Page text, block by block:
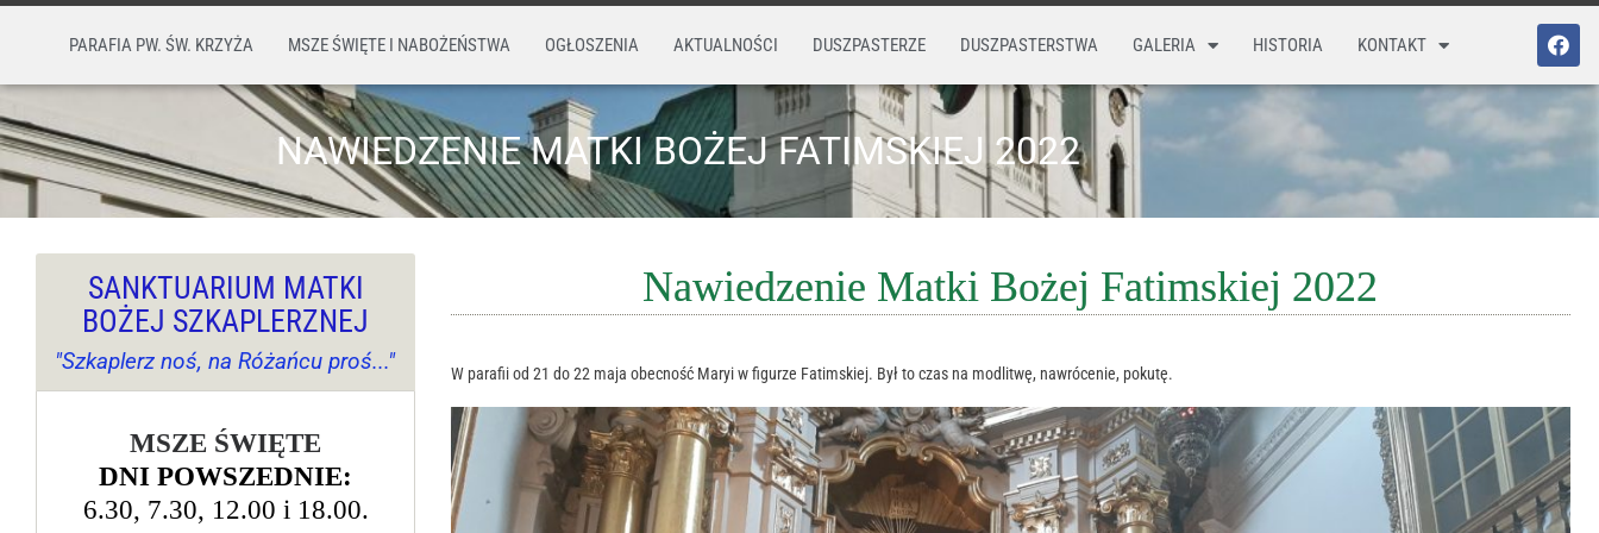
PARAFIA PW. ŚW. KRZYŻA MSZE ŚWIĘTE I NABOŻEŃSTWA OGŁOSZENIA AKTUALNOŚCI DUSZPASTERZE DUSZPASTERSTWA GALERIA HISTORIA KONTAKT
NAWIEDZENIE MATKI BOŻEJ FATIMSKIEJ 2022
SANKTUARIUM MATKI
BOŻEJ SZKAPLERZNEJ
"Szkaplerz noś, na Różańcu proś..."
MSZE ŚWIĘTE
DNI POWSZEDNIE:
6.30, 7.30, 12.00 i 18.00.
Nawiedzenie Matki Bożej Fatimskiej 2022
W parafii od 21 do 22 maja obecność Maryi w figurze Fatimskiej. Był to czas na modlitwę, nawrócenie, pokutę.